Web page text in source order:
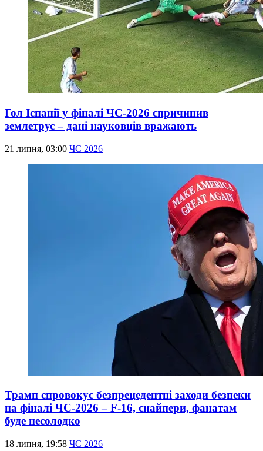
Гол Іспанії у фіналі ЧС-2026 спричинив
землетрус – дані науковців вражають
21 липня, 03:00 ЧС 2026
Трамп спровокує безпрецедентні заходи безпеки
на фіналі ЧС-2026 – F-16, снайпери, фанатам
буде несолодко
18 липня, 19:58 ЧС 2026